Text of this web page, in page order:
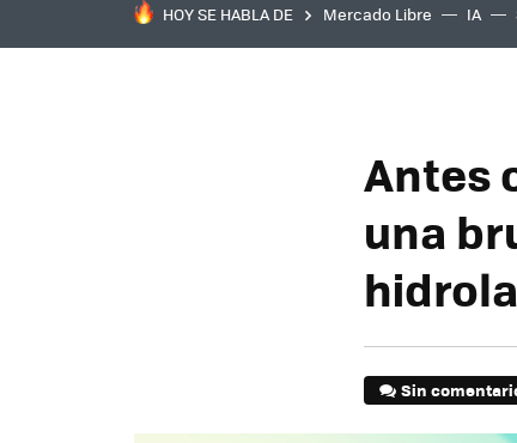
HOY SE HABLA DE Mercado Libre IA
Antes
una
Sin